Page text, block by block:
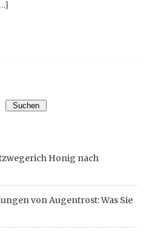
Suchen
Honig nach
von Augentrost: Was Sie